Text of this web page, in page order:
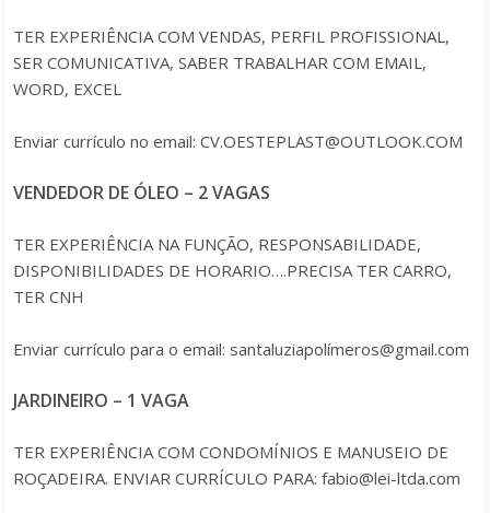
TER EXPERIÊNCIA COM VENDAS, PERFIL PROFISSIONAL,
SER COMUNICATIVA, SABER TRABALHAR COM EMAIL,
WORD, EXCEL
Enviar currículo no email: CV.OESTEPLAST@OUTLOOK.COM
VENDEDOR DE ÓLEO – 2 VAGAS
TER EXPERIÊNCIA NA FUNÇÃO, RESPONSABILIDADE,
DISPONIBILIDADES DE HORARIO….PRECISA TER CARRO,
TER CNH
Enviar currículo para o email: santaluziapolímeros@gmail.com
JARDINEIRO – 1 VAGA
TER EXPERIÊNCIA COM CONDOMÍNIOS E MANUSEIO DE
ROÇADEIRA. ENVIAR CURRÍCULO PARA: fabio@lei-ltda.com